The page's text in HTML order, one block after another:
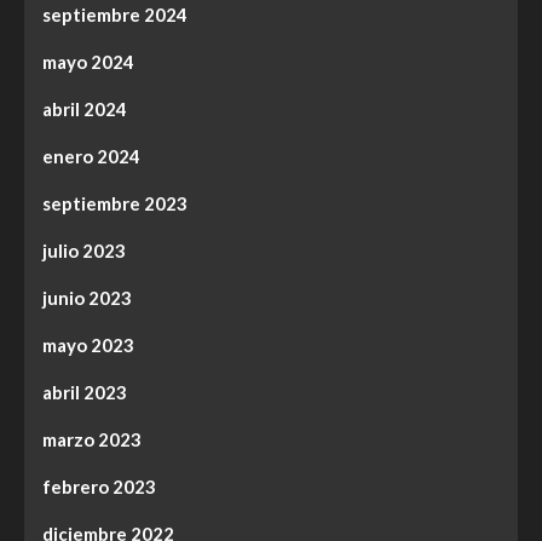
septiembre 2024
mayo 2024
abril 2024
enero 2024
septiembre 2023
julio 2023
junio 2023
mayo 2023
abril 2023
marzo 2023
febrero 2023
diciembre 2022